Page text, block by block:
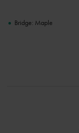
Bridge: Maple